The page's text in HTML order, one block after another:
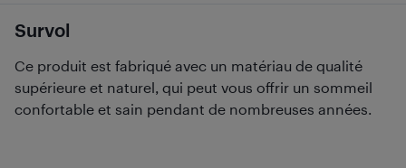
Survol
Ce produit est fabriqué avec un matériau de qualité
supérieure et naturel, qui peut vous offrir un sommeil
confortable et sain pendant de nombreuses années.